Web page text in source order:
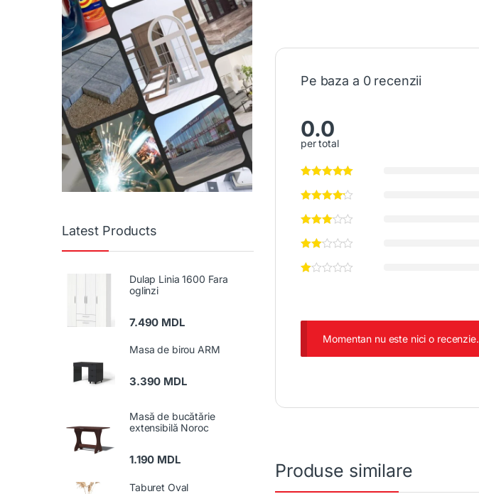
Pe baza a 0 recenzii
0.0
per total
Momentan nu este nici o recenzie.
Produse similare
Latest Products
Dulap Linia 1600 Fara
oglinzi
7.490 MDL
Masa de birou ARM
3.390 MDL
Masă de bucătărie
extensibilă Noroc
1.190 MDL
Taburet Oval